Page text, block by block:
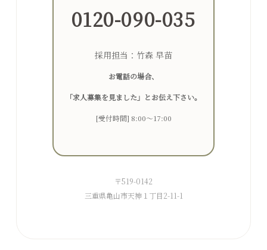
0120-090-035
採用担当：竹森 早苗
お電話の場合、
「求人募集を見ました」とお伝え下さい。
[受付時間] 8:00～17:00
〒519-0142
三重県亀山市天神１丁目2-11-1